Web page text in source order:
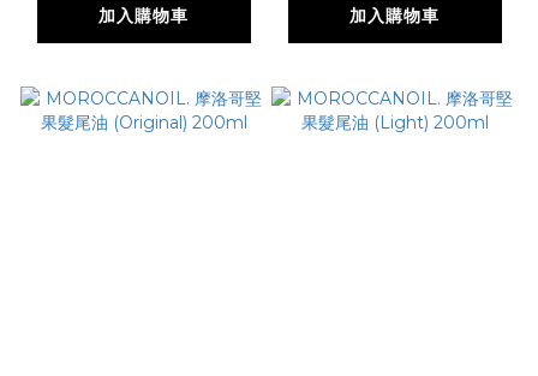
加入購物車 加入購物車